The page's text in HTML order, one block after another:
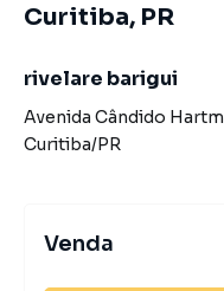
Curitiba, PR
rivelare barigui
Avenida Cândido
Curitiba/PR
Venda